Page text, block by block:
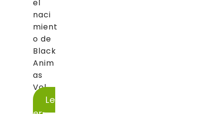
el
naci
mient
o de
Black
Anim
as
Vol....
Le